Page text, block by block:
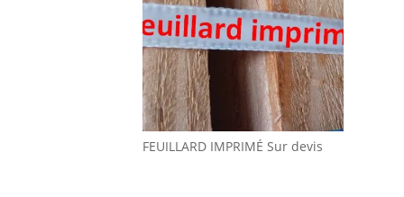
FEUILLARD IMPRIMÉ Sur devis